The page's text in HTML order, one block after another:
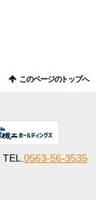
このページのトップへ
TEL. 0563-56-3535